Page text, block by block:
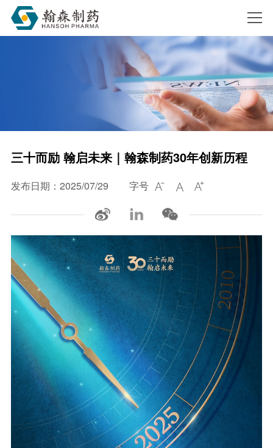
三十而励 翰启未来｜翰森制药30年创新历程
发布日期：2025/07/29 字号   